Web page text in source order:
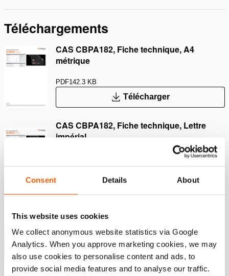
Consent Details About
This website uses cookies
We collect anonymous website statistics via Google
Analytics. When you approve marketing cookies, we may
also use cookies to personalise content and ads, to
provide social media features and to analyse our traffic.
Téléchargements
CAS CBPA182, Fiche technique, A4
métrique
PDF142.3 KB
Télécharger
CAS CBPA182, Fiche technique, Lettre
impérial
WEBP332.8 KB
Télécharger